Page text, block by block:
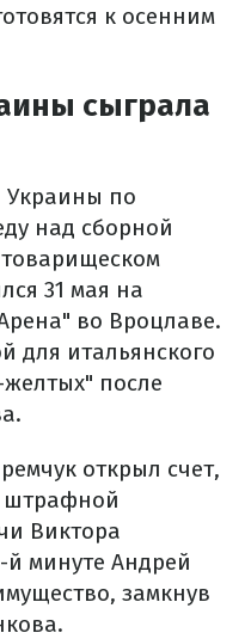
к осенним
сыграла
Украины по
над сборной
31 мая на
во Вроцлаве.
для итальянского
после
открыл счет,
штрафной
Виктора
минуте Андрей
замкнув